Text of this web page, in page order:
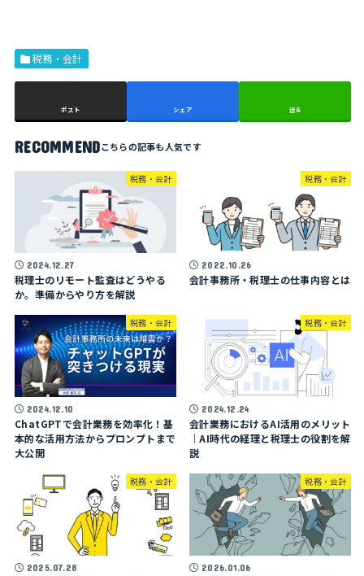
税務・会計
ポスト シェア 送る
RECOMMEND
税務・会計
2024.12.27
税理士のリモート監査はどうやる
か。準備からやり方を解説
税務・会計
2022.10.26
会計事務所・税理士の仕事内容とは
税務・会計
2024.12.10
ChatGPTで会計業務を効率化！基
本的な活用方法からプロンプトまで
大公開
税務・会計
2024.12.24
会計業務におけるAI活用のメリット
｜AI時代の経理と税理士の役割を解
説
税務・会計
2025.07.28
税務・会計
2026.01.06